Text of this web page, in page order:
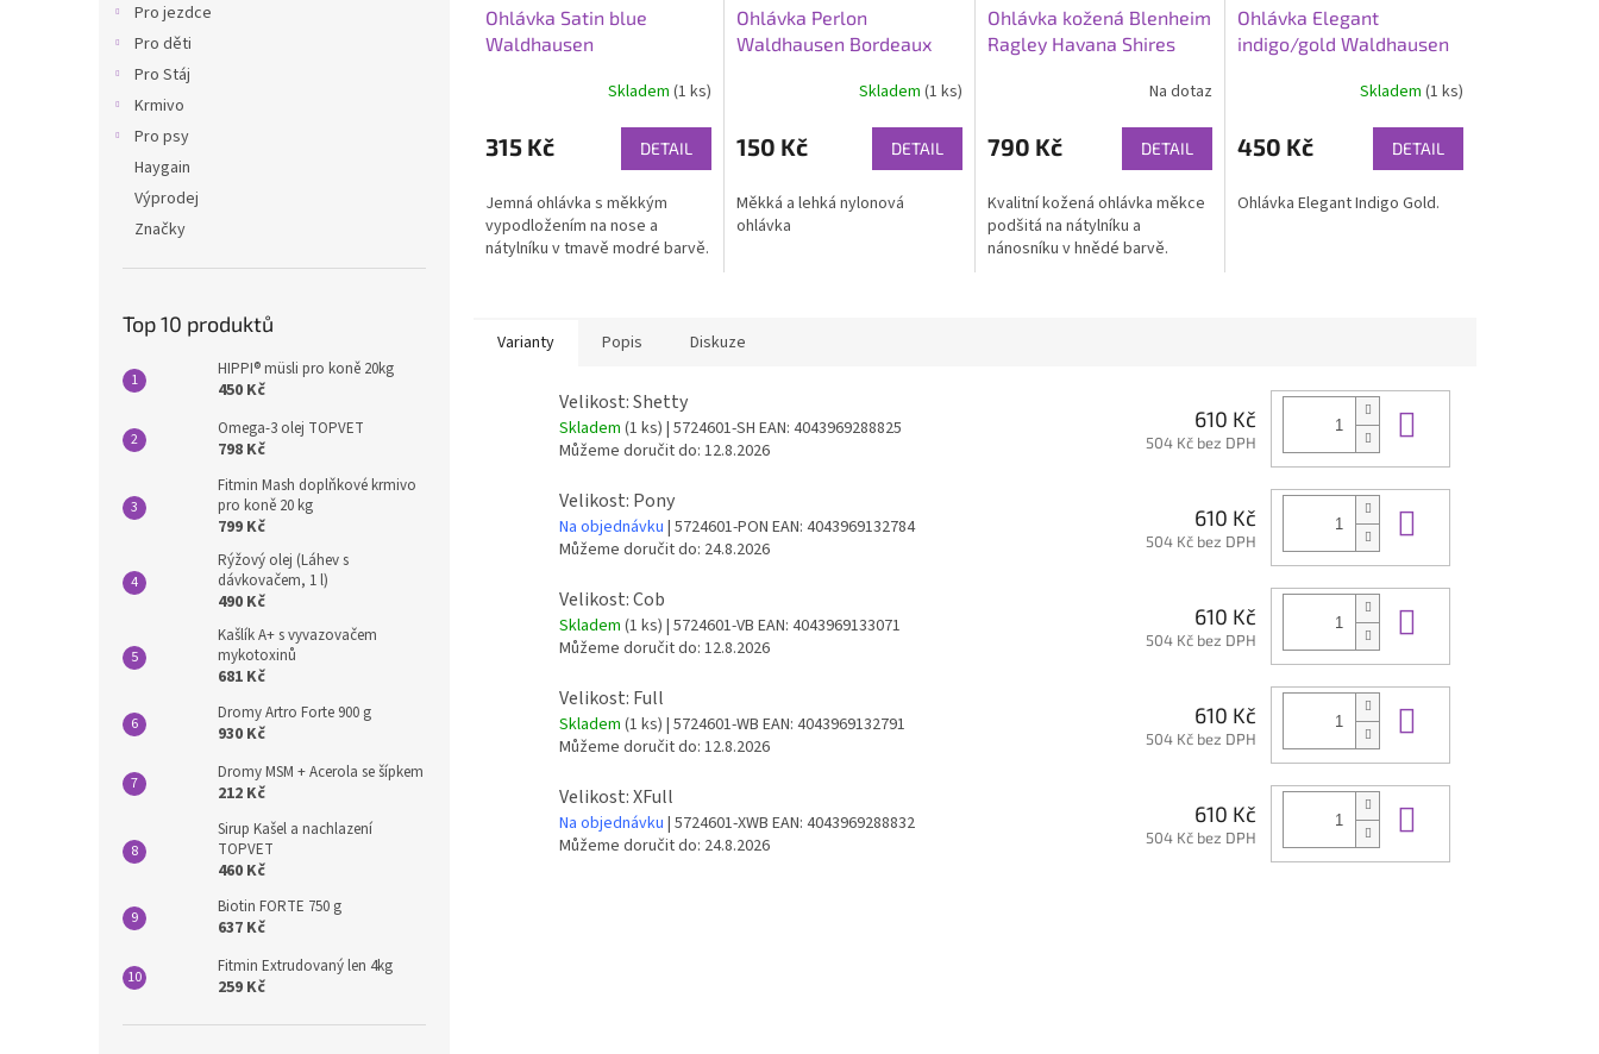
Pro jezdce
Pro děti
Pro Stáj
Krmivo
Pro psy
Haygain
Výprodej
Značky
Top 10 produktů
HIPPI® müsli pro koně 20kg
450 Kč
Omega-3 olej TOPVET
798 Kč
Fitmin Mash doplňkové krmivo
pro koně 20 kg
799 Kč
Rýžový olej (Láhev s
dávkovačem, 1 l)
490 Kč
Kašlík A+ s vyvazovačem
mykotoxinů
681 Kč
Dromy Artro Forte 900 g
930 Kč
Dromy MSM + Acerola se šípkem
212 Kč
Sirup Kašel a nachlazení
TOPVET
460 Kč
Biotin FORTE 750 g
637 Kč
Fitmin Extrudovaný len 4kg
259 Kč
Ohlávka Satin blue
Waldhausen
Skladem (1 ks)
315 Kč DETAIL
Jemná ohlávka s měkkým
vypodložením na nose a
nátylníku v tmavě modré barvě.
Ohlávka Perlon
Waldhausen Bordeaux
Skladem (1 ks)
150 Kč DETAIL
Měkká a lehká nylonová
ohlávka
Ohlávka kožená Blenheim
Ragley Havana Shires
Na dotaz
790 Kč DETAIL
Kvalitní kožená ohlávka měkce
podšitá na nátylníku a
nánosníku v hnědé barvě.
Ohlávka Elegant
indigo/gold Waldhausen
Skladem (1 ks)
450 Kč DETAIL
Ohlávka Elegant Indigo Gold.
Varianty Popis Diskuze
Velikost: Shetty
Skladem (1 ks) | 5724601-SH EAN: 4043969288825
Můžeme doručit do: 12.8.2026
610 Kč
504 Kč bez DPH
Velikost: Pony
Na objednávku | 5724601-PON EAN: 4043969132784
Můžeme doručit do: 24.8.2026
610 Kč
504 Kč bez DPH
Velikost: Cob
Skladem (1 ks) | 5724601-VB EAN: 4043969133071
Můžeme doručit do: 12.8.2026
610 Kč
504 Kč bez DPH
Velikost: Full
Skladem (1 ks) | 5724601-WB EAN: 4043969132791
Můžeme doručit do: 12.8.2026
610 Kč
504 Kč bez DPH
Velikost: XFull
Na objednávku | 5724601-XWB EAN: 4043969288832
Můžeme doručit do: 24.8.2026
610 Kč
504 Kč bez DPH